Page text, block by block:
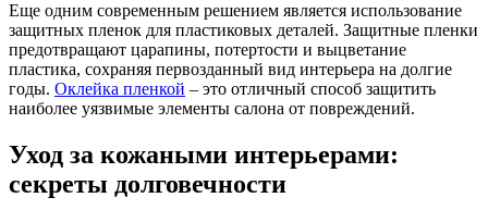
Еще одним современным решением является использование
защитных пленок для пластиковых деталей. Защитные пленки
предотвращают царапины, потертости и выцветание
пластика, сохраняя первозданный вид интерьера на долгие
годы. Оклейка пленкой – это отличный способ защитить
наиболее уязвимые элементы салона от повреждений.
Уход за кожаными интерьерами:
секреты долговечности